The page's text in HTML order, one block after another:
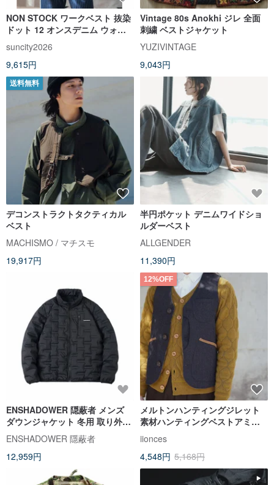
NON STOCK ワークベスト 抜染
ドット 12 オンスデニム ウォバ
ッシュ レイルウェイワークベス
ト
suncity2026
9,615円
Vintage 80s Anokhi ジレ 全面
刺繍 ベストジャケット
YUZIVINTAGE
9,043円
送料無料
デコンストラクトタクティカル
ベスト
MACHISMO / マチスモ
19,917円
半円ポケット デニムワイドショ
ルダーベスト
ALLGENDER
11,390円
ENSHADOWER 隠蔽者 メンズ
ダウンジャケット 冬用 取り外し
可能 インナー 保温 白ダックダウ
ン アウター
ENSHADOWER 隱蔽者
12,959円
12%OFF
メルトンハンティングジレット
素材ハンティングベストアミカ
ーキスタイル
iionces
4,548円 5,168円